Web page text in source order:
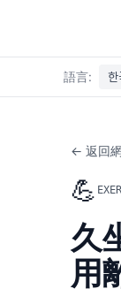
語言: 한
← 返回
💪
久
用